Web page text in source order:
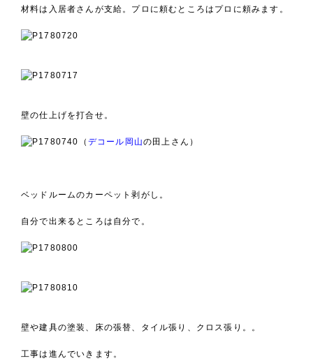
材料は入居者さんが支給。プロに頼むところはプロに頼みます。
壁の仕上げを打合せ。
（ デコール岡山の田上さん）
ベッドルームのカーペット剥がし。
自分で出来るところは自分で。
壁や建具の塗装、床の張替、タイル張り、クロス張り。。
工事は進んでいきます。